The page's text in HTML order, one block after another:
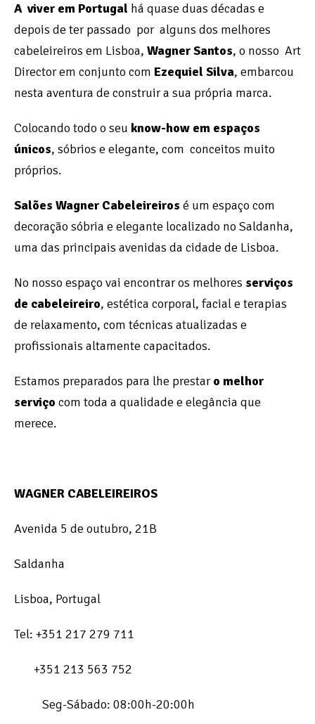
A viver em Portugal há quase duas décadas e
depois de ter passado por alguns dos melhores
cabeleireiros em Lisboa, Wagner Santos, o nosso Art
Director em conjunto com Ezequiel Silva, embarcou
nesta aventura de construir a sua própria marca.
Colocando todo o seu know-how em espaços
únicos, sóbrios e elegante, com conceitos muito
próprios.
Salões Wagner Cabeleireiros é um espaço com
decoração sóbria e elegante localizado no Saldanha,
uma das principais avenidas da cidade de Lisboa.
No nosso espaço vai encontrar os melhores serviços
de cabeleireiro, estética corporal, facial e terapias
de relaxamento, com técnicas atualizadas e
profissionais altamente capacitados.
Estamos preparados para lhe prestaro melhor
serviço com toda a qualidade e elegância que
merece.
WAGNER CABELEIREIROS
Avenida 5 de outubro, 21B
Saldanha
Lisboa, Portugal
Tel: +351 217 279 711
+351 213 563 752
Seg-Sábado: 08:00h-20:00h